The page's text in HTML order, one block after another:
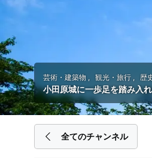
芸術・建築物 観光・旅行 歴
小田原城に一歩足を踏み入
全てのチャンネル